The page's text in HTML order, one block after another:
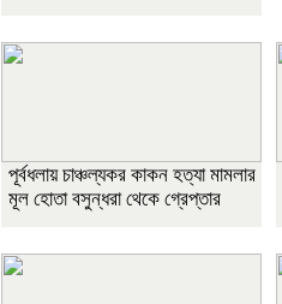
পূর্বধলায় চাঞ্চল্যকর কাকন হত্যা মামলার
মূল হোতা বসুন্ধরা থেকে গ্রেপ্তার